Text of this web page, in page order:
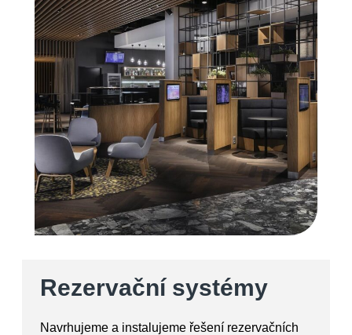
Rezervační systémy​
Navrhujeme a instalujeme řešení rezervačních